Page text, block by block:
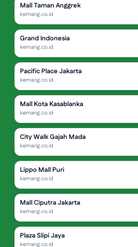
Mall Taman Anggrek
kemang.co.id
Grand Indonesia
kemang.co.id
Pacific Place Jakarta
kemang.co.id
Mall Kota Kasablanka
kemang.co.id
City Walk Gajah Mada
kemang.co.id
Lippo Mall Puri
kemang.co.id
Mall Ciputra Jakarta
kemang.co.id
Plaza Slipi Jaya
kemang.co.id